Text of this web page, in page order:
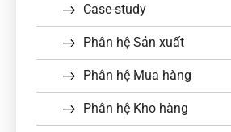
Case-study
Phân hệ Sản xuất
Phân hệ Mua hàng
Phân hệ Kho hàng